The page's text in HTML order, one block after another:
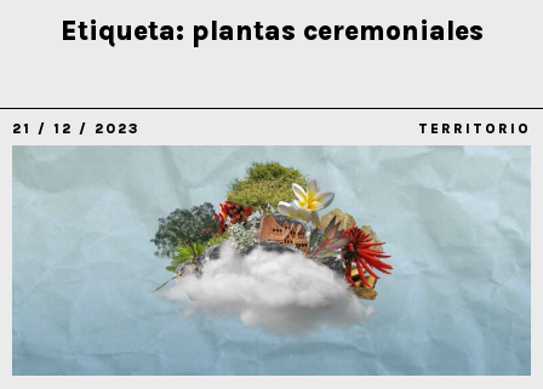
Etiqueta: plantas ceremoniales
21 / 12 / 2023 TERRITORIO